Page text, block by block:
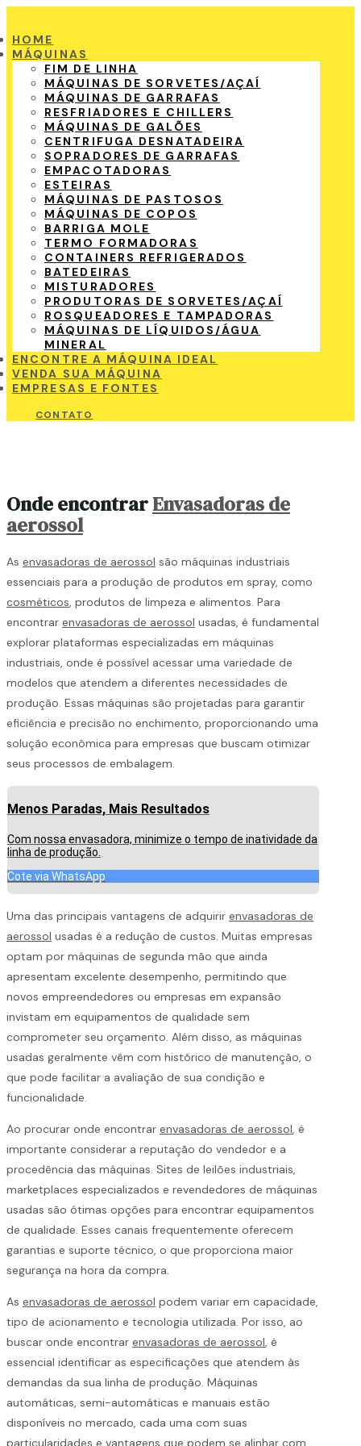
HOME
MÁQUINAS
FIM DE LINHA
MÁQUINAS DE SORVETES/AÇAÍ
MÁQUINAS DE GARRAFAS
RESFRIADORES E CHILLERS
MÁQUINAS DE GALÕES
CENTRIFUGA DESNATADEIRA
SOPRADORES DE GARRAFAS
EMPACOTADORAS
ESTEIRAS
MÁQUINAS DE PASTOSOS
MÁQUINAS DE COPOS
BARRIGA MOLE
TERMO FORMADORAS
CONTAINERS REFRIGERADOS
BATEDEIRAS
MISTURADORES
PRODUTORAS DE SORVETES/AÇAÍ
ROSQUEADORES E TAMPADORAS
MÁQUINAS DE LÍQUIDOS/ÁGUA
MINERAL
ENCONTRE A MÁQUINA IDEAL
VENDA SUA MÁQUINA
EMPRESAS E FONTES
CONTATO
Onde encontrarEnvasadoras de
aerossol
As envasadoras de aerossol são máquinas industriais
essenciais para a produção de produtos em spray, como
cosméticos, produtos de limpeza e alimentos. Para
encontrar envasadoras de aerossol usadas, é fundamental
explorar plataformas especializadas em máquinas
industriais, onde é possível acessar uma variedade de
modelos que atendem a diferentes necessidades de
produção. Essas máquinas são projetadas para garantir
eficiência e precisão no enchimento, proporcionando uma
solução econômica para empresas que buscam otimizar
seus processos de embalagem.
Menos Paradas, Mais Resultados
Com nossa envasadora, minimize o tempo de inatividade da
linha de produção.
Cote via WhatsApp
Uma das principais vantagens de adquirir envasadoras de
aerossol usadas é a redução de custos. Muitas empresas
optam por máquinas de segunda mão que ainda
apresentam excelente desempenho, permitindo que
novos empreendedores ou empresas em expansão
invistam em equipamentos de qualidade sem
comprometer seu orçamento. Além disso, as máquinas
usadas geralmente vêm com histórico de manutenção, o
que pode facilitar a avaliação de sua condição e
funcionalidade.
Ao procurar onde encontrar envasadoras de aerossol, é
importante considerar a reputação do vendedor e a
procedência das máquinas. Sites de leilões industriais,
marketplaces especializados e revendedores de máquinas
usadas são ótimas opções para encontrar equipamentos
de qualidade. Esses canais frequentemente oferecem
garantias e suporte técnico, o que proporciona maior
segurança na hora da compra.
As envasadoras de aerossol podem variar em capacidade,
tipo de acionamento e tecnologia utilizada. Por isso, ao
buscar onde encontrar envasadoras de aerossol, é
essencial identificar as especificações que atendem às
demandas da sua linha de produção. Máquinas
automáticas, semi-automáticas e manuais estão
disponíveis no mercado, cada uma com suas
particularidades e vantagens que podem se alinhar com